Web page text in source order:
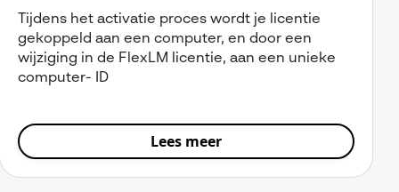
Tijdens het activatie proces wordt je licentie
gekoppeld aan een computer, en door een
wijziging in de FlexLM licentie, aan een unieke
computer- ID
Lees meer